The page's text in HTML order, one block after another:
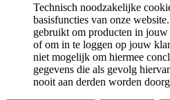
Technisch noodzakelijke
basisfuncties van onze
gebruikt om producten in
of om in te loggen op jouw
niet mogelijk om hiermee
gegevens die als gevolg
nooit aan derden worden